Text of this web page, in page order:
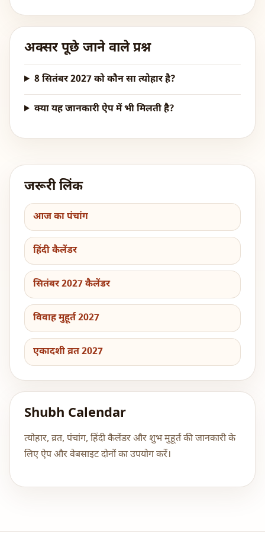
अक्सर पूछे जाने वाले प्रश्न
8 सितंबर 2027 को कौन सा त्योहार है?
क्या यह जानकारी ऐप में भी मिलती है?
जरूरी लिंक
आज का पंचांग
हिंदी कैलेंडर
सितंबर 2027 कैलेंडर
विवाह मुहूर्त 2027
एकादशी व्रत 2027
Shubh Calendar
त्योहार, व्रत, पंचांग, हिंदी कैलेंडर और शुभ मुहूर्त की जानकारी के
लिए ऐप और वेबसाइट दोनों का उपयोग करें।